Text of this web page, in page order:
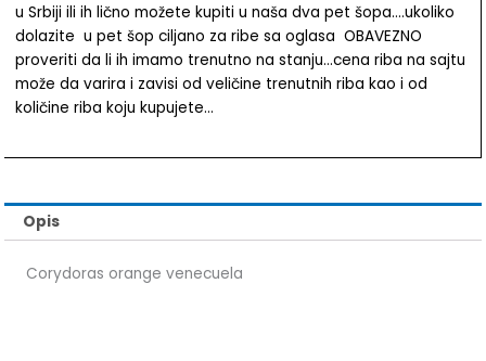
u Srbiji ili ih lično možete kupiti u naša dva pet šopa….ukoliko
dolazite u pet šop ciljano za ribe sa oglasa OBAVEZNO
proveriti da li ih imamo trenutno na stanju…cena riba na sajtu
može da varira i zavisi od veličine trenutnih riba kao i od
količine riba koju kupujete…
Opis
Corydoras orange venecuela